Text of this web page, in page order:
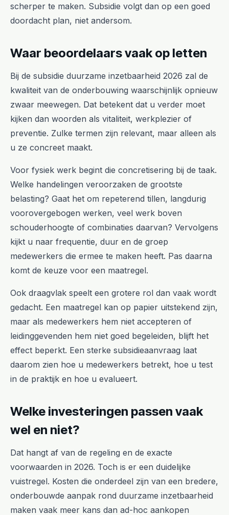
scherper te maken. Subsidie volgt dan op een goed
doordacht plan, niet andersom.
Waar beoordelaars vaak op letten
Bij de subsidie duurzame inzetbaarheid 2026 zal de
kwaliteit van de onderbouwing waarschijnlijk opnieuw
zwaar meewegen. Dat betekent dat u verder moet
kijken dan woorden als vitaliteit, werkplezier of
preventie. Zulke termen zijn relevant, maar alleen als
u ze concreet maakt.
Voor fysiek werk begint die concretisering bij de taak.
Welke handelingen veroorzaken de grootste
belasting? Gaat het om repeterend tillen, langdurig
voorovergebogen werken, veel werk boven
schouderhoogte of combinaties daarvan? Vervolgens
kijkt u naar frequentie, duur en de groep
medewerkers die ermee te maken heeft. Pas daarna
komt de keuze voor een maatregel.
Ook draagvlak speelt een grotere rol dan vaak wordt
gedacht. Een maatregel kan op papier uitstekend zijn,
maar als medewerkers hem niet accepteren of
leidinggevenden hem niet goed begeleiden, blijft het
effect beperkt. Een sterke subsidieaanvraag laat
daarom zien hoe u medewerkers betrekt, hoe u test
in de praktijk en hoe u evalueert.
Welke investeringen passen vaak
wel en niet?
Dat hangt af van de regeling en de exacte
voorwaarden in 2026. Toch is er een duidelijke
vuistregel. Kosten die onderdeel zijn van een bredere,
onderbouwde aanpak rond duurzame inzetbaarheid
maken vaak meer kans dan ad-hoc aankopen